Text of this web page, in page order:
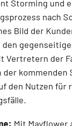
Storming und
nach
Bild der
Vertretern der
der kommenden
den Nutzen für
Mit Mayflower